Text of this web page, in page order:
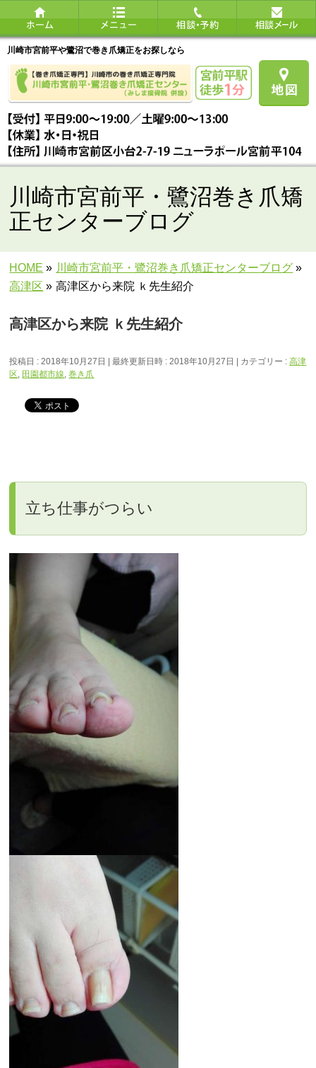
川崎市宮前平や鷺沼で巻き爪矯正をお探しなら
川崎市宮前平・鷺沼巻き爪矯
正センターブログ
HOME » 川崎市宮前平・鷺沼巻き爪矯正センターブログ »
高津区 » 高津区から来院 ｋ先生紹介
高津区から来院 ｋ先生紹介
投稿日 : 2018年10月27日 最終更新日時 : 2018年10月27日 カテゴリー :高津
区, 田園都市線,巻き爪
立ち仕事がつらい